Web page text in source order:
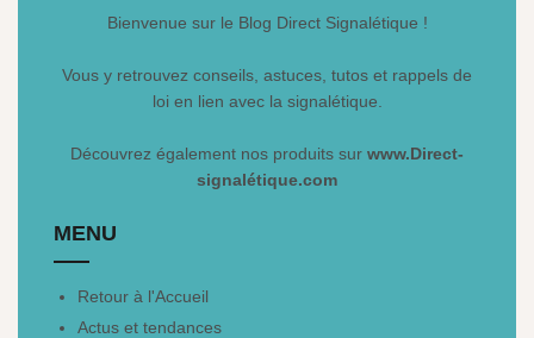
Bienvenue sur le Blog Direct Signalétique !
Vous y retrouvez conseils, astuces, tutos et rappels de
loi en lien avec la signalétique.
Découvrez également nos produits sur www.Direct-
signalétique.com
MENU
Retour à l'Accueil
Actus et tendances